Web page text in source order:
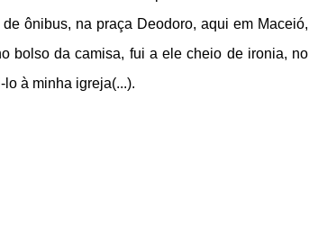
ônibus, na praça Deodoro, aqui em Maceió,
bolso da camisa, fui a ele cheio de ironia, no
à minha igreja(...).